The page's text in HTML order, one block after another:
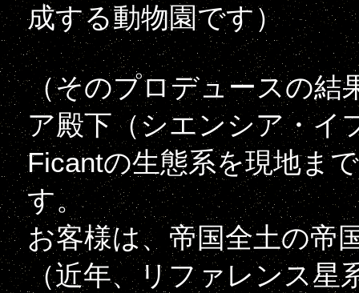
成する動物園です）
（そのプロデュースの結
ア殿下（シエンシア・イ
Ficantの生態系を現地ま
す。
お客様は、帝国全土の帝
（近年、リファレンス星